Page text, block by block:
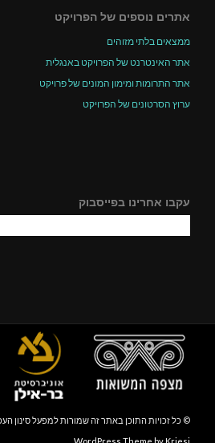
אתרים נוספים של הפרויקט
ממצאים בלתי מזוהים
אתר האינטרנט של הפרויקט באנגלית
אתר התרומות ומימון המונים של פרויקט
ערוץ הסרטונים של הפרויקט
עקבו אחרינו בפייסבוק
© כל זכויות התוכן באתר זה שמורות למפעל סינון